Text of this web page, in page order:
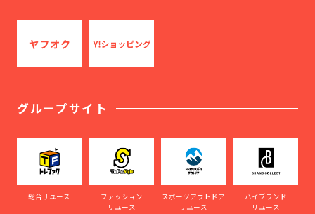
グループサイト
総合リユース
ファッション
リユース
スポーツアウトドア
リユース
ハイブランド
リユース